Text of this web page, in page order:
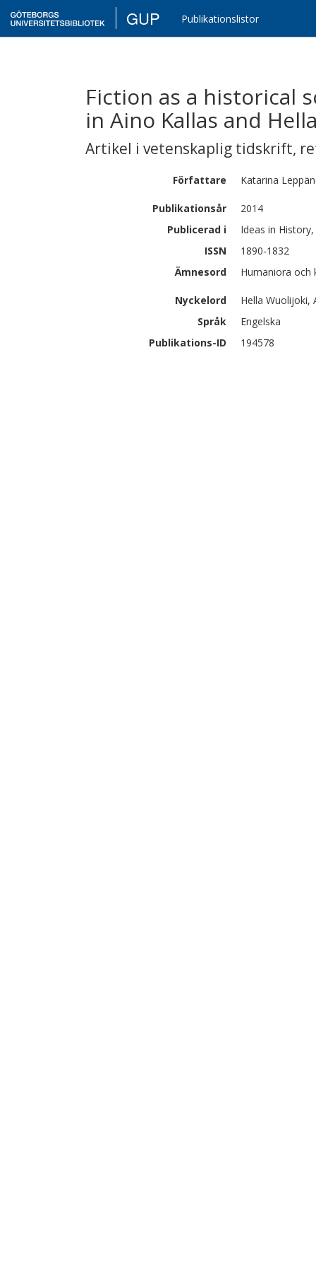
GUP Publikationslistor
Fiction as a historical
in Aino Kallas and
Artikel i vetenskaplig tidskrift,
Författare Katarina
Publikationsår
2014
Publicerad i
Ideas in
ISSN
1890-1832
Ämnesord
Humaniora
Nyckelord
Hella Wuolijoki,
Språk
Engelska
Publikations-ID
194578